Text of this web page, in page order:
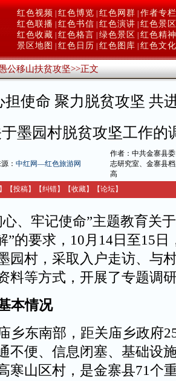
红色视频 红色博览 红色网群 作者专栏
红色联播 红色书信 红色演讲 红色景区
红色收藏 红色格言 绿色景区
红色精神
景区地图
红色日历 红色图库 红色文化
公移山扶贫攻坚>>正文
担使命 聚力脱贫攻坚
墨园村脱贫攻坚工作的
： 中红网—红色旅游网
作者：中共金寨县
志研究室、金寨县
高
】 【投稿】 【纠错】 【收藏】 【论坛】
、牢记使命”主题教育关
”的要求，10月14日至15
园村，采取入户走访、与
料等方式，开展了专题调
本情况
乡东南部，距关庙乡政府
不便、信息闭塞、基础设
寒山区村，是金寨县71个